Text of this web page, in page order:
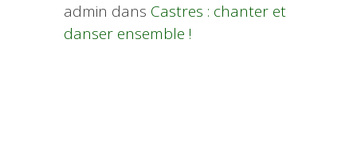
admin dans Castres : chanter et
danser ensemble !